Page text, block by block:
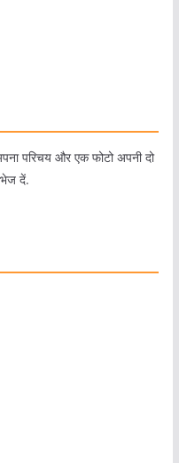
परिचय और एक फोटो अपनी दो
दें.